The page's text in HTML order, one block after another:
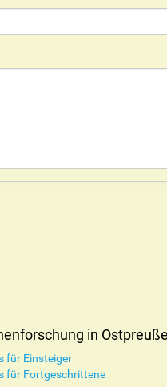
in
für Einsteiger
für Fortgeschrittene